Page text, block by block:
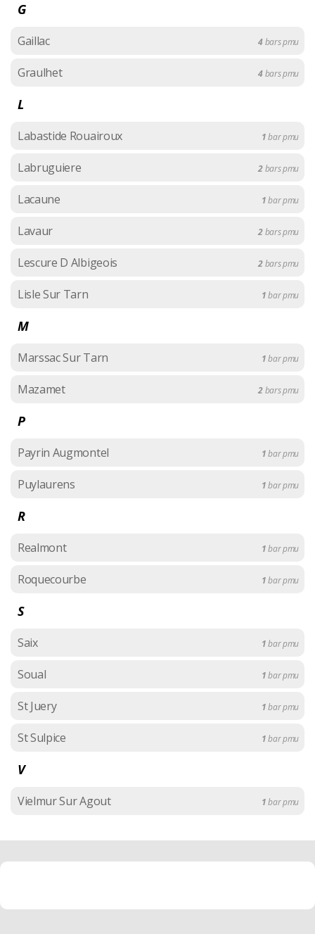
G
Gaillac 4bars pmu
Graulhet 4bars pmu
L
Labastide Rouairoux 1bar pmu
Labruguiere 2bars pmu
Lacaune 1bar pmu
Lavaur 2bars pmu
Lescure D Albigeois 2bars pmu
Lisle Sur Tarn 1bar pmu
M
Marssac Sur Tarn 1bar pmu
Mazamet 2bars pmu
P
Payrin Augmontel 1bar pmu
Puylaurens 1bar pmu
R
Realmont 1bar pmu
Roquecourbe 1bar pmu
S
Saix 1bar pmu
Soual 1bar pmu
St Juery 1bar pmu
St Sulpice 1bar pmu
V
Vielmur Sur Agout 1bar pmu